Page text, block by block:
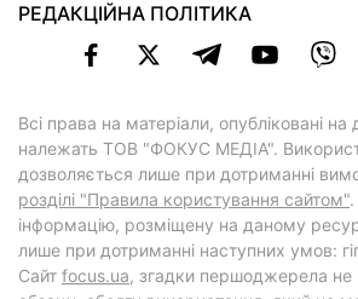
РЕДАКЦІЙНА ПОЛІТИКА
Всі права на матеріали, опубліковані
належать ТОВ "ФОКУС МЕДІА".
дозволяється лише при дотриманні
розділі "Правила користування сайтом"
інформацію, розміщену на даному
лише при дотриманні наступних умов:
Cайт focus.ua, згадки першоджерела